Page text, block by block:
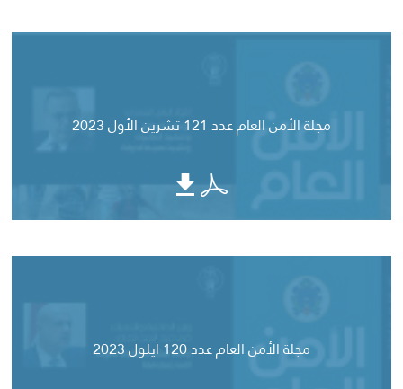
مجلة الأمن العام عدد 121 تشرين الأول 2023
مجلة الأمن العام عدد 120 ايلول 2023